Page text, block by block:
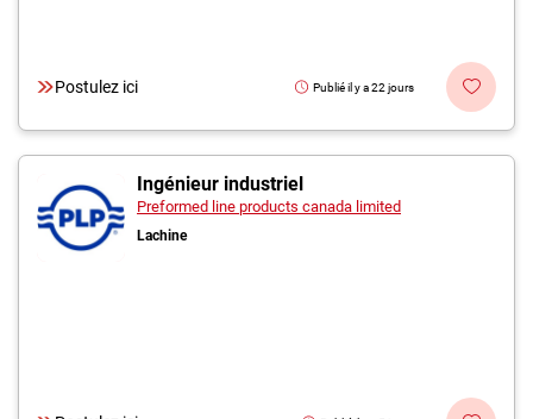
Postulez ici Publié il y a 22 jours
Ingénieur industriel
Preformed line products canada limited
Lachine